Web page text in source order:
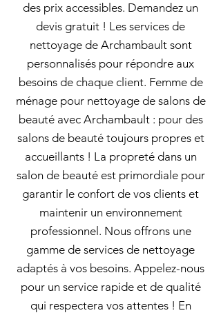
des prix accessibles. Demandez un
devis gratuit ! Les services de
nettoyage de Archambault sont
personnalisés pour répondre aux
besoins de chaque client. Femme de
ménage pour nettoyage de salons de
beauté avec Archambault : pour des
salons de beauté toujours propres et
accueillants ! La propreté dans un
salon de beauté est primordiale pour
garantir le confort de vos clients et
maintenir un environnement
professionnel. Nous offrons une
gamme de services de nettoyage
adaptés à vos besoins. Appelez-nous
pour un service rapide et de qualité
qui respectera vos attentes ! En